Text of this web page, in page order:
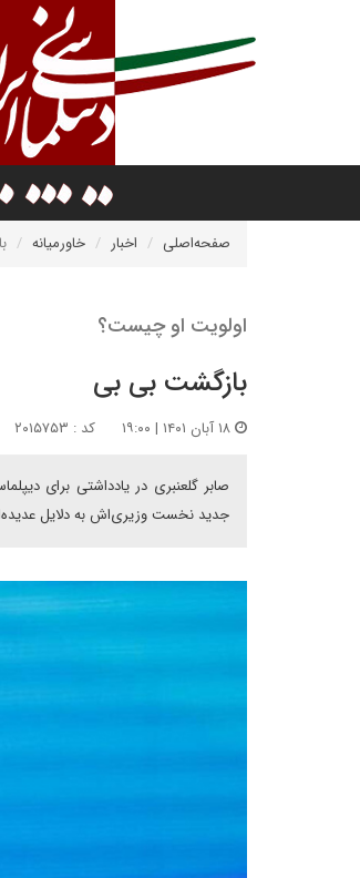
صفحه‌اصلی اخبار خاورمیانه
اولویت او چیست؟
بازگشت بی بی
کد : ۲۰۱۵۷۵۳
صابر گلعنبری در یادداشتی برای
جدید نخست وزیری‌اش به دلایل